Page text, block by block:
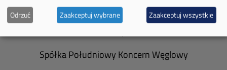
O Firmie
Spółka Południowy Koncern Węglowy
Odrzuć Zaakceptuj wybrane Zaakceptuj wszystkie